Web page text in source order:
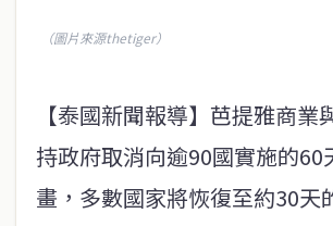
（圖片來源thetiger）
【泰國新聞報導】芭提雅商業
持政府取消向逾90國實施的60
畫，多數國家將恢復至約30天